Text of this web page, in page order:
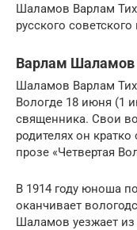
Шаламов Варлам
русского
Варлам Шаламов
Шаламов Варлам
Вологде 18 июня (1
священника. Свои
родителях он
прозе «Четвертая
В 1914 году юноша
оканчивает
Шаламов уезжает из